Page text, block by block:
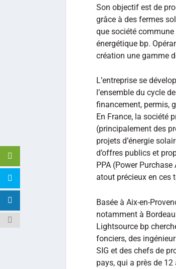
Son objectif est de
grâce à des fermes
que société commune
énergétique bp.
création une gamme
L’entreprise se
l’ensemble du cycle
financement, permis,
En France, la société
(principalement des
projets d’énergie
d’offres publics et
PPA (Power
atout précieux en ces
Basée à Aix-en-
notamment à
Lightsource bp
fonciers, des
SIG et des chefs de
pays, qui a près de